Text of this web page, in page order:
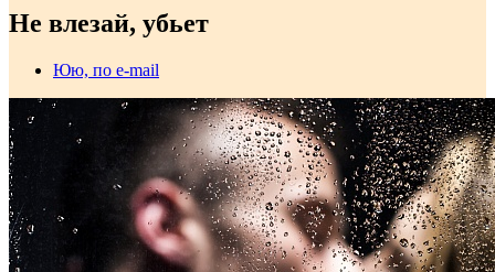
Не влезай, убьет
Юю, по e-mail